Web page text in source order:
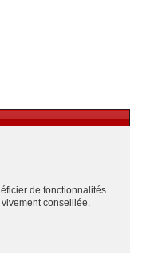
de fonctionnalités
conseillée.